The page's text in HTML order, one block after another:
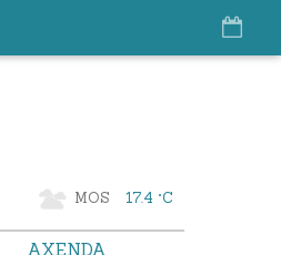
MOS 17.4 °C
AXENDA